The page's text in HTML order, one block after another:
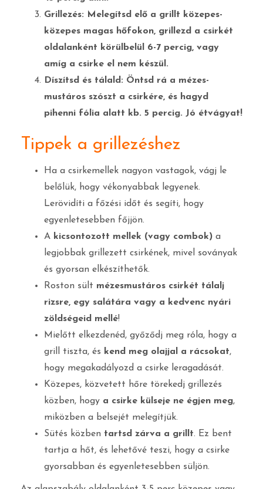
Grillezés: Melegítsd elő a grillt közepes-
közepes magas hőfokon, grillezd a csirkét
oldalanként körülbelül 6-7 percig, vagy
amíg a csirke el nem készül.
Díszítsd és tálald: Öntsd rá a mézes-
mustáros szószt a csirkére, és hagyd
pihenni fólia alatt kb. 5 percig. Jó étvágyat!
Tippek a grillezéshez
Ha a csirkemellek nagyon vastagok, vágj le
belőlük, hogy vékonyabbak legyenek.
Lerövidíti a főzési időt és segíti, hogy
egyenletesebben főjjön.
A kicsontozott mellek (vagy combok) a
legjobbak grillezett csirkének, mivel soványak
és gyorsan elkészíthetők.
Roston sült mézesmustáros csirkét tálalj
rizsre, egy salátára vagy a kedvenc nyári
zöldségeid mellé!
Mielőtt elkezdenéd, győződj meg róla, hogy a
grill tiszta, és kend meg olajjal a rácsokat,
hogy megakadályozd a csirke leragadását.
Közepes, közvetett hőre törekedj grillezés
közben, hogy a csirke külseje ne égjen meg,
miközben a belsejét melegítjük.
Sütés közben tartsd zárva a grillt. Ez bent
tartja a hőt, és lehetővé teszi, hogy a csirke
gyorsabban és egyenletesebben süljön.